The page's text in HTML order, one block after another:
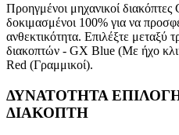
Προηγμένοι μηχανικοί
δοκιμασμένοι 100% για να
ανθεκτικότητα. Επιλέξτε μεταξύ
διακοπτών - GX Blue (Με ήχο
Red (Γραμμικοί).
ΔΥΝΑΤΟΤΗΤΑ
ΔΙΑΚΟΠΤΗ